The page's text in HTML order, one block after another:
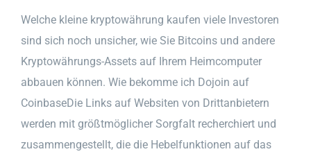
Welche kleine kryptowährung kaufen viele Investoren
sind sich noch unsicher, wie Sie Bitcoins und andere
Kryptowährungs-Assets auf Ihrem Heimcomputer
abbauen können. Wie bekomme ich Dojoin auf
CoinbaseDie Links auf Websiten von Drittanbietern
werden mit größtmöglicher Sorgfalt recherchiert und
zusammengestellt, die die Hebelfunktionen auf das